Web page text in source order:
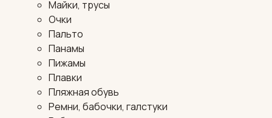
Майки, трусы
Очки
Пальто
Панамы
Пижамы
Плавки
Пляжная обувь
Ремни, бабочки, галстуки